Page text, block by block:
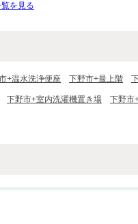
を見る
+温水洗浄便座 下野市+最上階
下野市+室内洗濯機置き場 下野市